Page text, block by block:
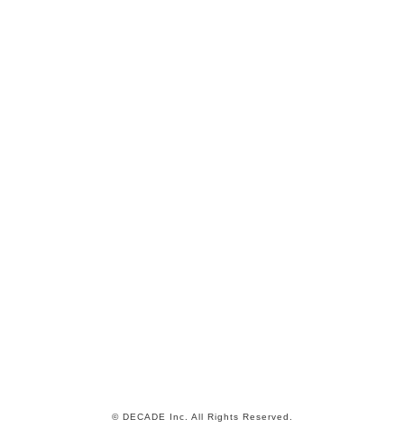
© DECADE Inc. All Rights Reserved.